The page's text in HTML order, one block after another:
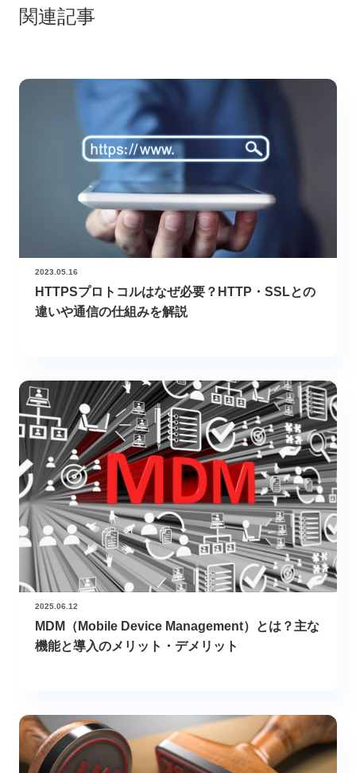
関連記事
2023.05.16
HTTPSプロトコルはなぜ必要？HTTP・SSLとの
違いや通信の仕組みを解説
2025.06.12
MDM（Mobile Device Management）とは？主な
機能と導入のメリット・デメリット